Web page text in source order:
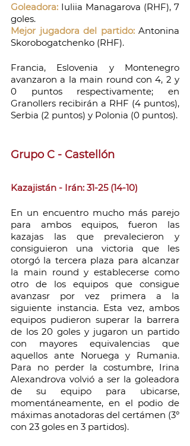
Goleadora: Iuliia Managarova (RHF), 7
goles.
Mejor jugadora del partido: Antonina
Skorobogatchenko (RHF).
Francia, Eslovenia y Montenegro
avanzaron a la main round con 4, 2 y
0 puntos respectivamente; en
Granollers recibirán a RHF (4 puntos),
Serbia (2 puntos) y Polonia (0 puntos).
Grupo C - Castellón
Kazajistán - Irán: 31-25 (14-10)
En un encuentro mucho más parejo
para ambos equipos, fueron las
kazajas las que prevalecieron y
consiguieron una victoria que les
otorgó la tercera plaza para alcanzar
la main round y establecerse como
otro de los equipos que consigue
avanzasr por vez primera a la
siguiente instancia. Esta vez, ambos
equipos pudieron superar la barrera
de los 20 goles y jugaron un partido
con mayores equivalencias que
aquellos ante Noruega y Rumania.
Para no perder la costumbre, Irina
Alexandrova volvió a ser la goleadora
de su equipo para ubicarse,
momentáneamente, en el podio de
máximas anotadoras del certámen (3º
con 23 goles en 3 partidos).